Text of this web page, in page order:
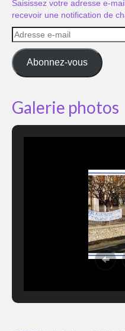
Saisissez votre adresse e-
recevoir une notification de
Adresse
e-
mail
Abonnez-vous
Galerie photos